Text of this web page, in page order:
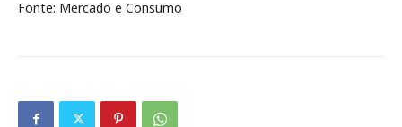
Fonte: Mercado e Consumo